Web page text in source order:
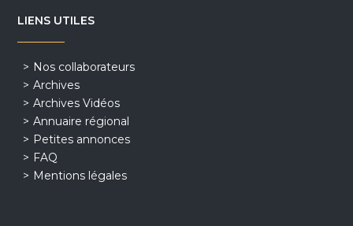
LIENS UTILES
Nos collaborateurs
Archives
Archives Vidéos
Annuaire régional
Petites annonces
FAQ
Mentions légales